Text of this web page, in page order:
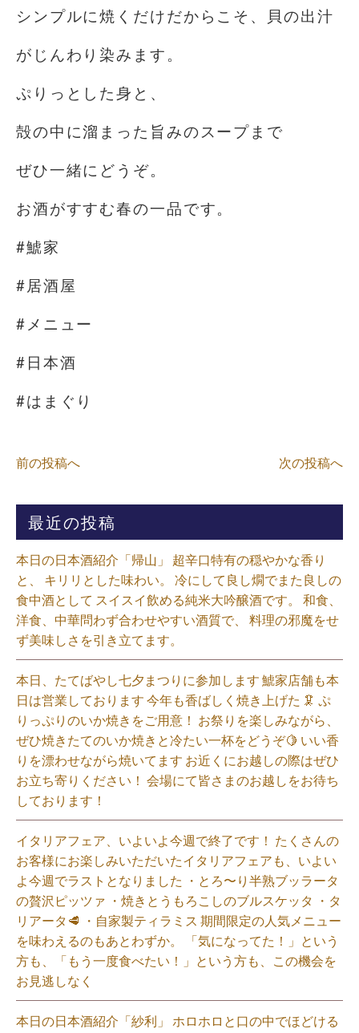
シンプルに焼くだけだからこそ、貝の出汁
がじんわり染みます。
ぷりっとした身と、
殻の中に溜まった旨みのスープまで
ぜひ一緒にどうぞ。
お酒がすすむ春の一品です。
#鯱家
#居酒屋
#メニュー
#日本酒
#はまぐり
前の投稿へ 次の投稿へ
最近の投稿
本日の日本酒紹介「帰山」 超辛口特有の穏やかな香り
と、 キリリとした味わい。 冷にして良し燗でまた良しの
食中酒として スイスイ飲める純米大吟醸酒です。 和食、
洋食、中華問わず合わせやすい酒質で、 料理の邪魔をせ
ず美味しさを引き立てます。
本日、たてばやし七夕まつりに参加します 鯱家店舗も本
日は営業しております️ 今年も香ばしく焼き上げた 🦑 ぷ
りっぷりのいか焼きをご用意！ お祭りを楽しみながら、
ぜひ焼きたてのいか焼きと冷たい一杯をどうぞ🍋 いい香
りを漂わせながら焼いてます お近くにお越しの際はぜひ
お立ち寄りください！ 会場にて皆さまのお越しをお待ち
しております！
イタリアフェア、いよいよ今週で終了です！ たくさんの
お客様にお楽しみいただいたイタリアフェアも、いよい
よ今週でラストとなりました ・とろ〜り半熟ブッラータ
の贅沢ピッツァ ・焼きとうもろこしのブルスケッタ ・タ
リアータ🥩 ・自家製ティラミス 期間限定の人気メニュー
を味わえるのもあとわずか。 「気になってた！」という
方も、「もう一度食べたい！」という方も、この機会を
お見逃しなく⁡
本日の日本酒紹介「紗利」 ホロホロと口の中でほどける